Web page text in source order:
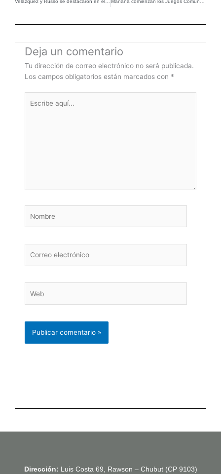
Deja un comentario
Tu dirección de correo electrónico no será publicada.
Los campos obligatorios están marcados con *
aquí...
electrónico
Dirección: Luis Costa 69, Rawson – Chubut (CP 9103)